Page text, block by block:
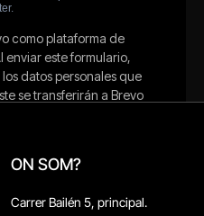
ON SOM?
Carrer Bailén 5, principal.